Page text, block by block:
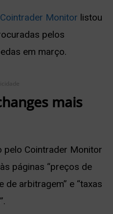
Cointrader Monitor listou
pelos
em março.
mais
pelo Cointrader Monitor
páginas “preços de
de arbitragem” e “taxas